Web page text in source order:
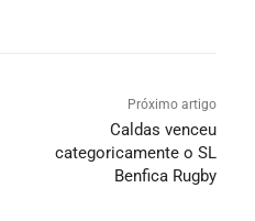
Próximo artigo
Caldas venceu
categoricamente o SL
Benfica Rugby